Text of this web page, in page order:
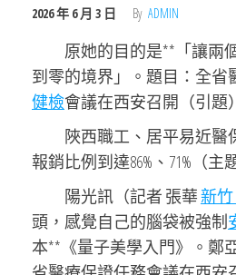
2026 年 6 月 3 日 By ADMIN
原她的目的是**「讓兩
到零的境界」。題目：全省
健檢會議在西安召開（引題）
陜西職工、居平易近醫
報銷比例到達86%、71%（主題
陽光訊（記者 張華新
頭，感覺自己的腦袋被強制
本**《量子美學入門》。鄭